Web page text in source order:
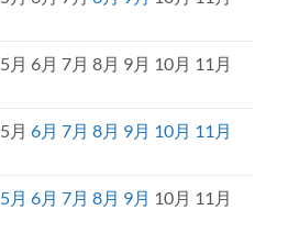
5月 6月 7月 8月 9月 10月 11月
5月 6月 7月 8月 9月 10月 11月
5月 6月 7月 8月 9月 10月 11月